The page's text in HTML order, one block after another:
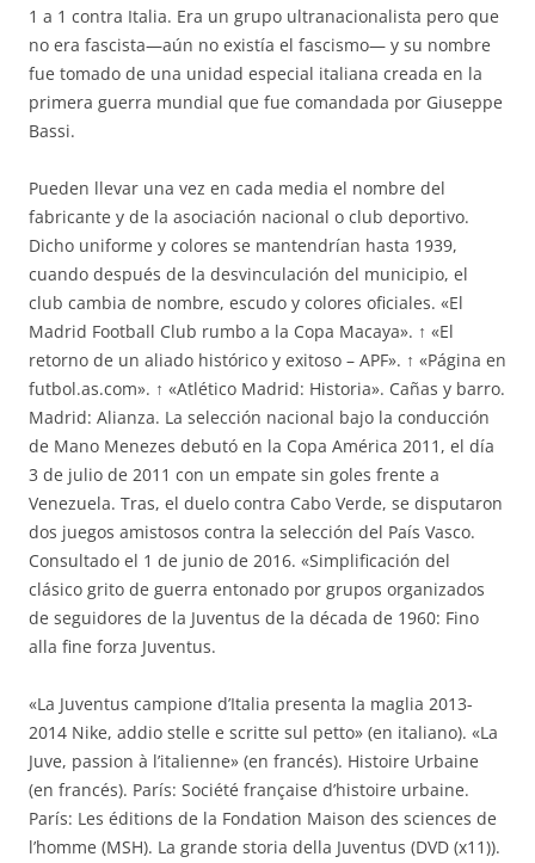
1 a 1 contra Italia. Era un grupo ultranacionalista pero que
no era fascista—aún no existía el fascismo— y su nombre
fue tomado de una unidad especial italiana creada en la
primera guerra mundial que fue comandada por Giuseppe
Bassi.
Pueden llevar una vez en cada media el nombre del
fabricante y de la asociación nacional o club deportivo.
Dicho uniforme y colores se mantendrían hasta 1939,
cuando después de la desvinculación del municipio, el
club cambia de nombre, escudo y colores oficiales. «El
Madrid Football Club rumbo a la Copa Macaya». ↑ «El
retorno de un aliado histórico y exitoso – APF». ↑ «Página en
futbol.as.com». ↑ «Atlético Madrid: Historia». Cañas y barro.
Madrid: Alianza. La selección nacional bajo la conducción
de Mano Menezes debutó en la Copa América 2011, el día
3 de julio de 2011 con un empate sin goles frente a
Venezuela. Tras, el duelo contra Cabo Verde, se disputaron
dos juegos amistosos contra la selección del País Vasco.
Consultado el 1 de junio de 2016. «Simplificación del
clásico grito de guerra entonado por grupos organizados
de seguidores de la Juventus de la década de 1960: Fino
alla fine forza Juventus.
«La Juventus campione d’Italia presenta la maglia 2013-
2014 Nike, addio stelle e scritte sul petto» (en italiano). «La
Juve, passion à l’italienne» (en francés). Histoire Urbaine
(en francés). París: Société française d’histoire urbaine.
París: Les éditions de la Fondation Maison des sciences de
l’homme (MSH). La grande storia della Juventus (DVD (x11)).